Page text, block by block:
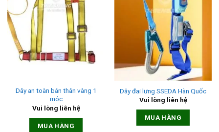
Dây an toàn bán thân vàng 1
móc
Vui lòng liên hệ
MUA HÀNG
Dây đai lưng SSEDA Hàn Quốc
Vui lòng liên hệ
MUA HÀNG